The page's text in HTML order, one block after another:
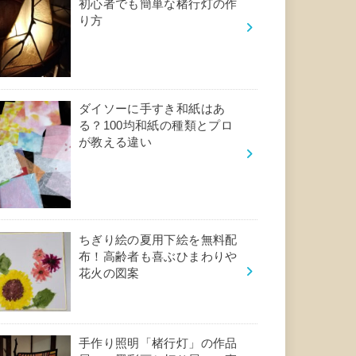
初心者でも簡単な楮行灯の作
り方
ダイソーに手すき和紙はあ
る？100均和紙の種類とプロ
が教える違い
ちぎり絵の夏用下絵を無料配
布！高齢者も喜ぶひまわりや
花火の図案
手作り照明「楮行灯」の作品